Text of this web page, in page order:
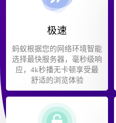
极速
蚂蚁根据您的网络环境智能
选择最快服务器，毫秒级响
应，4k秒播无卡顿享受最
舒适的浏览体验